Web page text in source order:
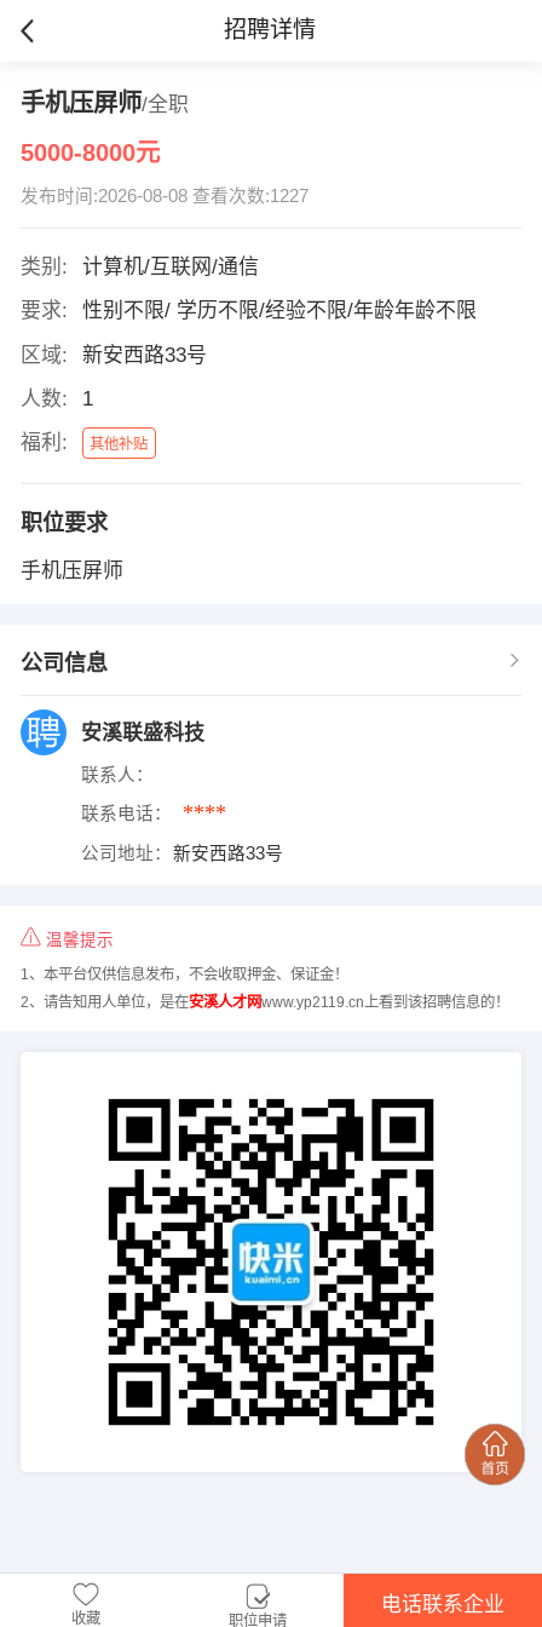
招聘详情
手机压屏师/全职
5000-8000元
发布时间:2026-08-08 查看次数:1227
类别:
计算机/互联网/通信
要求:
性别不限/ 学历不限/经验不限/年龄年龄不限
区域:
新安西路33号
人数:
1
福利:
其他补贴
职位要求
手机压屏师
公司信息
安溪联盛科技
联系人：
联系电话： ****
公司地址： 新安西路33号
温馨提示
1、本平台仅供信息发布，不会收取押金、保证金！
2、请告知用人单位，是在安溪人才网www.yp2119.cn上看到该招聘信息的！
收藏 职位申请
电话联系企业